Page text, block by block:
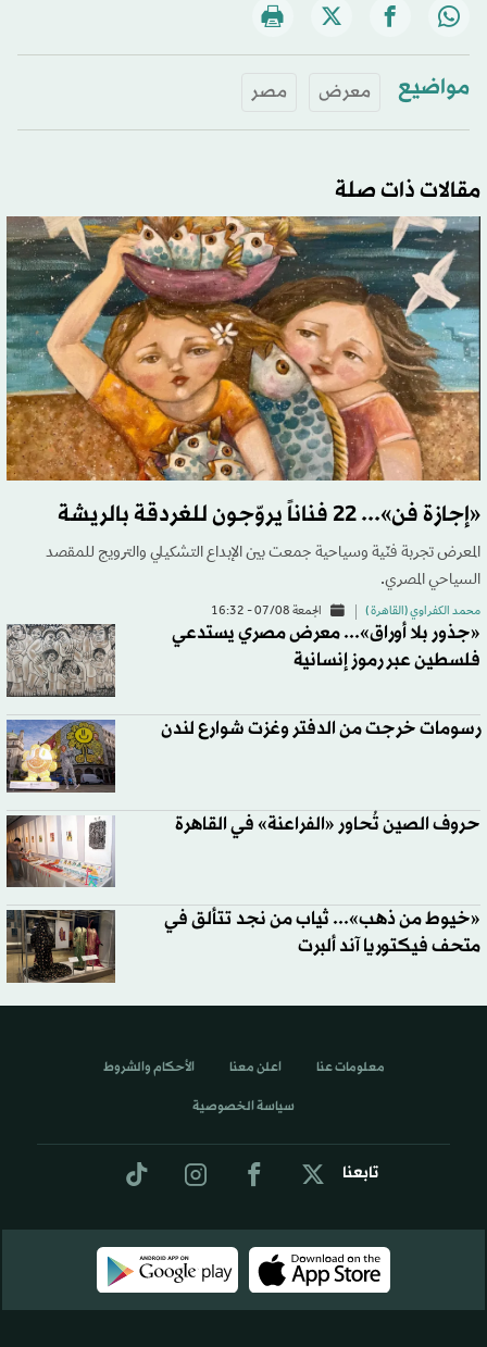
مواضيع معرض مصر
مقالات ذات صلة
«إجازة فن»... 22 فناناً يروّجون للغردقة بالريشة
المعرض تجربة فنّية وسياحية جمعت بين الإبداع التشكيلي والترويج للمقصد
السياحي المصري.
محمد الكفراوي (القاهرة ) الجمعة 07/08 - 16:32
«جذور بلا أوراق»... معرض مصري يستدعي
فلسطين عبر رموز إنسانية
رسومات خرجت من الدفتر وغزت شوارع لندن
حروف الصين تُحاور «الفراعنة» في القاهرة
«خيوط من ذهب»... ثياب من نجد تتألق في
متحف فيكتوريا آند ألبرت
تابعنا
معلومات عنا اعلن معنا الأحكام والشروط
سياسة الخصوصية